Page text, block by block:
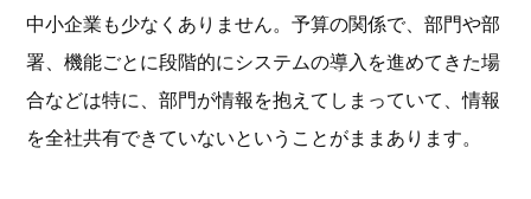
中小企業も少なくありません。予算の関係で、部門や部
署、機能ごとに段階的にシステムの導入を進めてきた場
合などは特に、部門が情報を抱えてしまっていて、情報
を全社共有できていないということがままあります。